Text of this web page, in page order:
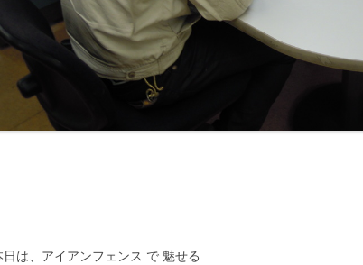
日は、アイアンフェンス で 魅せる